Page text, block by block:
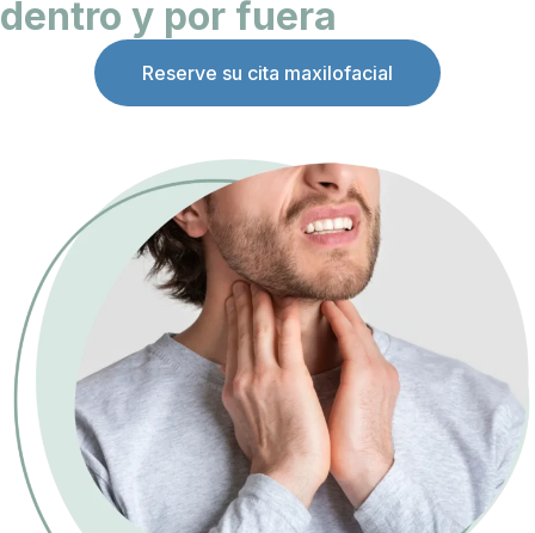
dentro y por fuera
Reserve su cita maxilofacial